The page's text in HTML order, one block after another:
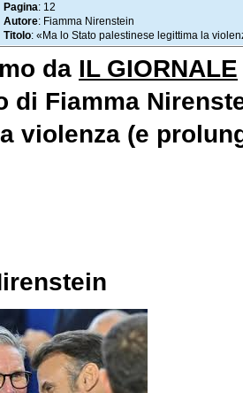
Pagina: 12
Autore: Fiamma Nirenstein
Titolo: «Ma lo Stato palestinese legittima la
da IL GIORNALE
di Fiamma
violenza (e